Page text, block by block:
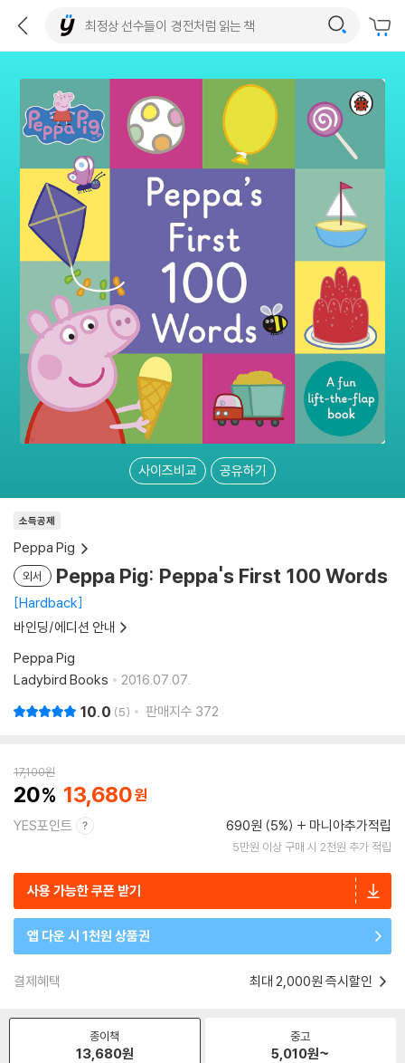
사이즈비교 공유하기
소득공제
Peppa Pig
외서 Peppa Pig: Peppa's First 100 Words
Hardback
바인딩/에디션 안내
Peppa Pig
Ladybird Books
2016.07.07.
10.0 5 판매지수 372
17,100원
20 13,680
YES포인트 690원 (5%) 마니아추가적립
5만원 이상 구매 시 2천원 추가 적립
사용 가능한 쿠폰 받기
앱 다운 시 1천원 상품권
결제혜택 최대 2,000원 즉시할인
종이책
13,680원
중고
5,010원~